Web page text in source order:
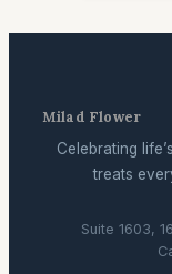
Milad Flower
Celebrating
treats
Suite 1603,